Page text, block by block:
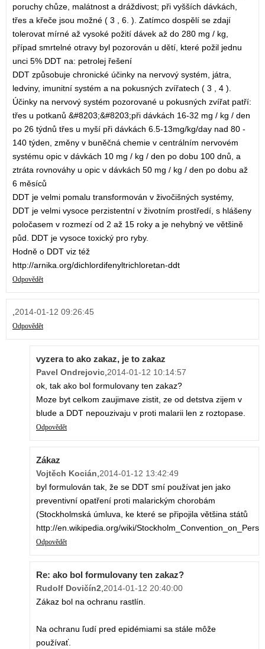
poruchy chůze, malátnost a dráždivost; při vyšších dávkách,
třes a křeče jsou možné ( 3 , 6. ). Zatímco dospělí se zdají
tolerovat mírné až vysoké požití dávek až do 280 mg / kg,
případ smrtelné otravy byl pozorován u dětí, které požil jednu
unci 5% DDT na: petrolej řešení
DDT způsobuje chronické účinky na nervový systém, játra,
ledviny, imunitní systém a na pokusných zvířatech ( 3 , 4 ).
Účinky na nervový systém pozorované u pokusných zvířat patří:
třes u potkanů &#8203;&#8203;při dávkách 16-32 mg / kg / den
po 26 týdnů třes u myší při dávkách 6.5-13mg/kg/day nad 80 -
140 týden, změny v buněčná chemie v centrálním nervovém
systému opic v dávkách 10 mg / kg / den po dobu 100 dnů, a
ztráta rovnováhy u opic v dávkách 50 mg / kg / den po dobu až
6 měsíců
DDT je velmi pomalu transformován v živočišných systémy,
DDT je velmi vysoce perzistentní v životním prostředí, s hlášeny
poločasem v rozmezí od 2 až 15 roky a je nehybný ve většině
půd. DDT je vysoce toxický pro ryby.
Hodně o DDT viz též
http://arnika.org/dichlordifenyltrichloretan-ddt
Odpovědět
,2014-01-12 09:26:45
Odpovědět
vyzera to ako zakaz, je to zakaz
Pavel Ondrejovic,2014-01-12 10:14:57
ok, tak ako bol formulovany ten zakaz?
Moze byt celkom zaujimave zistit, ze od detstva zijem v
blude a DDT nepouzivaju v proti malarii len z roztopase.
Odpovědět
Zákaz
Vojtěch Kocián,2014-01-12 13:42:49
byl formulován tak, že se DDT smí používat jen jako
preventivní opatření proti malarickým chorobám
(Stockholmská úmluva, ke které se připojila většina států
http://en.wikipedia.org/wiki/
Odpovědět
Re: ako bol formulovany ten zakaz?
Rudolf Dovičín2,2014-01-12 20:40:00
Zákaz bol na ochranu rastlín.
Na ochranu ľudí pred epidémiami sa stále môže
používať.